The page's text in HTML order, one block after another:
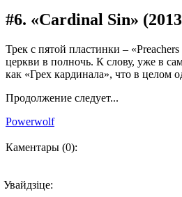
#6. «Cardinal Sin»
Трек с пятой пластинки –
церкви в полночь. К слову, уже в
как «Грех кардинала», что в целом
Продолжение следует...
Powerwolf
Каментары (0):
Увайдзіце: